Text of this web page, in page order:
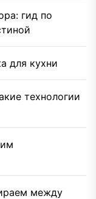
гид по
для кухни
технологии
между